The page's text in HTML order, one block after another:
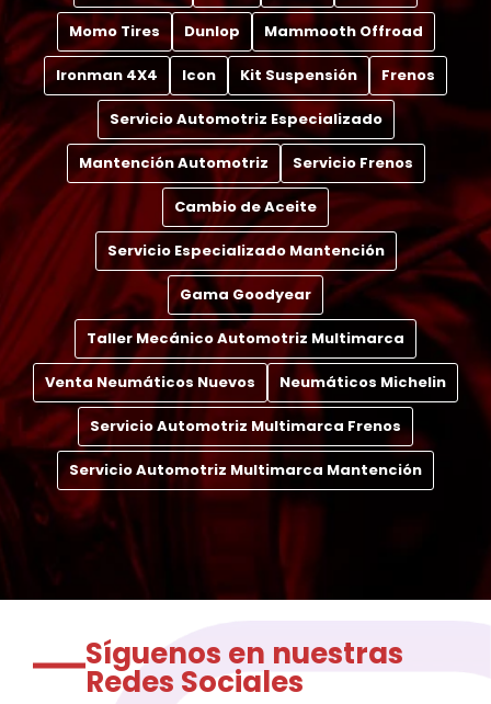
Momo Tires Dunlop Mammooth Offroad
Ironman 4X4 Icon Kit Suspensión Frenos
Servicio Automotriz Especializado
Mantención Automotriz Servicio Frenos
Cambio de Aceite
Servicio Especializado Mantención
Gama Goodyear
Taller Mecánico Automotriz Multimarca
Venta Neumáticos Nuevos Neumáticos Michelin
Servicio Automotriz Multimarca Frenos
Servicio Automotriz Multimarca Mantención
Síguenos en nuestras
Redes Sociales